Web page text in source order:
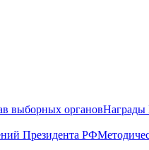
выборных органов
Президента РФ